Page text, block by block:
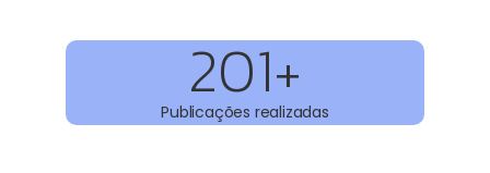
Publicações realizadas
201+